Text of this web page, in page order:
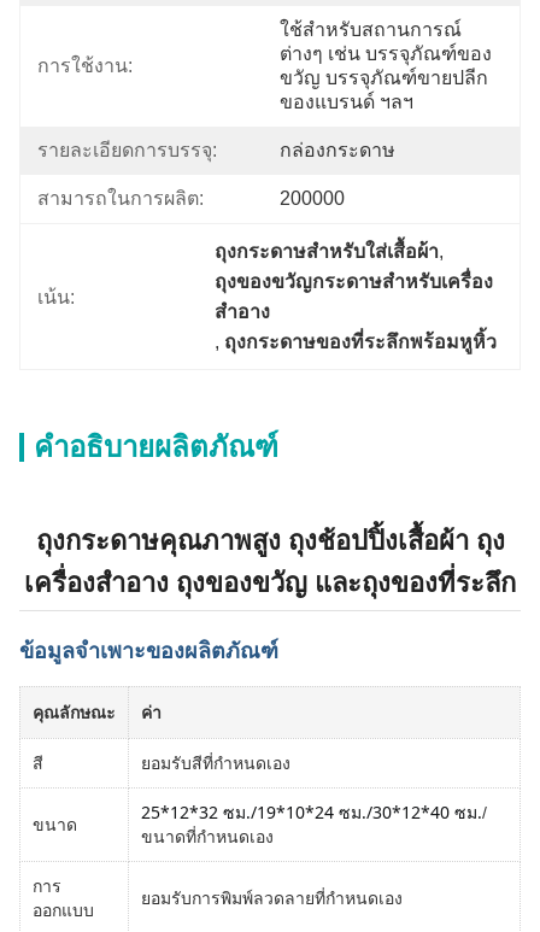
การใช้งาน:
ใช้สำหรับสถานการณ์
ต่างๆ เช่น บรรจุภัณฑ์ของ
ขวัญ บรรจุภัณฑ์ขายปลีก
ของแบรนด์ ฯลฯ
รายละเอียดการบรรจุ: กล่องกระดาษ
สามารถในการผลิต: 200000
เน้น:
ถุงกระดาษสำหรับใส่เสื้อผ้า,
ถุงของขวัญกระดาษสำหรับเครื่อง
สำอาง
, ถุงกระดาษของที่ระลึกพร้อมหูหิ้ว
คำอธิบายผลิตภัณฑ์
ถุงกระดาษคุณภาพสูง ถุงช้อปปิ้งเสื้อผ้า ถุง
เครื่องสำอาง ถุงของขวัญ และถุงของที่ระลึก
ข้อมูลจำเพาะของผลิตภัณฑ์
คุณลักษณะ ค่า
สี ยอมรับสีที่กำหนดเอง
ขนาด
25*12*32 ซม./19*10*24 ซม./30*12*40 ซม./
ขนาดที่กำหนดเอง
การ
ออกแบบ
ยอมรับการพิมพ์ลวดลายที่กำหนดเอง